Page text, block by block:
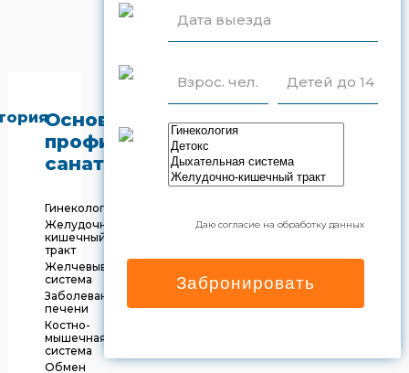
Основной
профиль
санатория
Гинекология
Желудочно-
кишечный
тракт
Желчевыводящая
система
Заболевания
печени
Костно-
мышечная
система
Обмен
Дата выезда
Взрос. чел. Детей до 14
Даю согласие на обработку данных
Забронировать